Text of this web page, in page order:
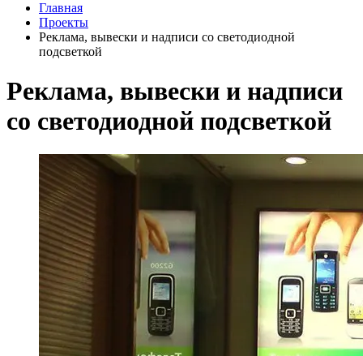
Главная
Проекты
Реклама, вывески и надписи со светодиодной
подсветкой
Реклама, вывески и надписи
со светодиодной подсветкой